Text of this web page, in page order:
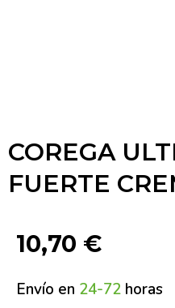
COREGA
FUERTE
10,70 €
Envío en 24-72 horas